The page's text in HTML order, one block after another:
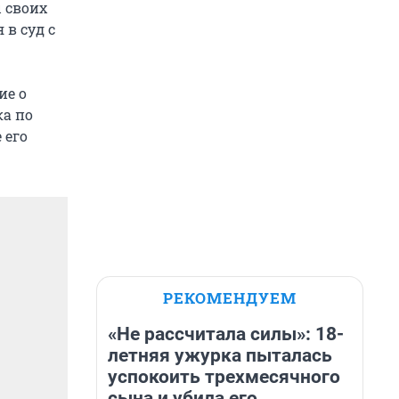
суд с
о
по
РЕКОМЕНДУЕМ
«Не рассчитала силы»: 18-
летняя ужурка пыталась
успокоить трехмесячного